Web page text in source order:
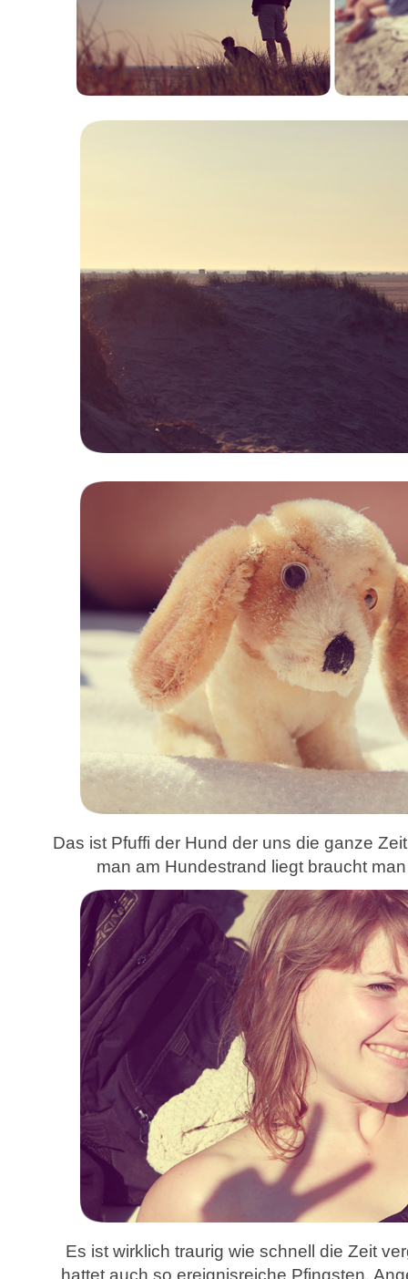
Das ist Pfuffi der Hund der uns die ganze
man am Hundestrand liegt braucht
Es ist wirklich traurig wie schnell die Zeit
hattet auch so ereignisreiche Pfingsten.